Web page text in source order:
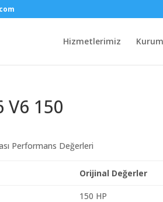
Hizmetlerimiz
V6 150
Performans Değerleri
Orijinal Değerler
150 HP